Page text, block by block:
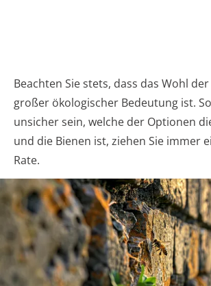
Beachten Sie stets, dass das Wohl
großer ökologischer Bedeutung ist.
unsicher sein, welche der Optionen
und die Bienen ist, ziehen Sie immer
Rate.